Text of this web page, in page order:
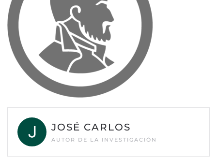
JOSÉ CARLOS
AUTOR DE LA INVESTIGACIÓN